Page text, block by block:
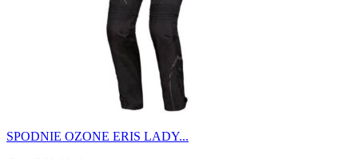
SPODNIE OZONE ERIS LADY...